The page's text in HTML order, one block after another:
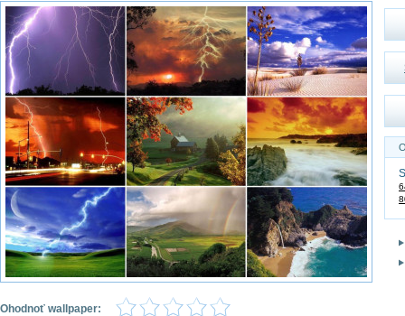
Ohodnoť wallpaper: